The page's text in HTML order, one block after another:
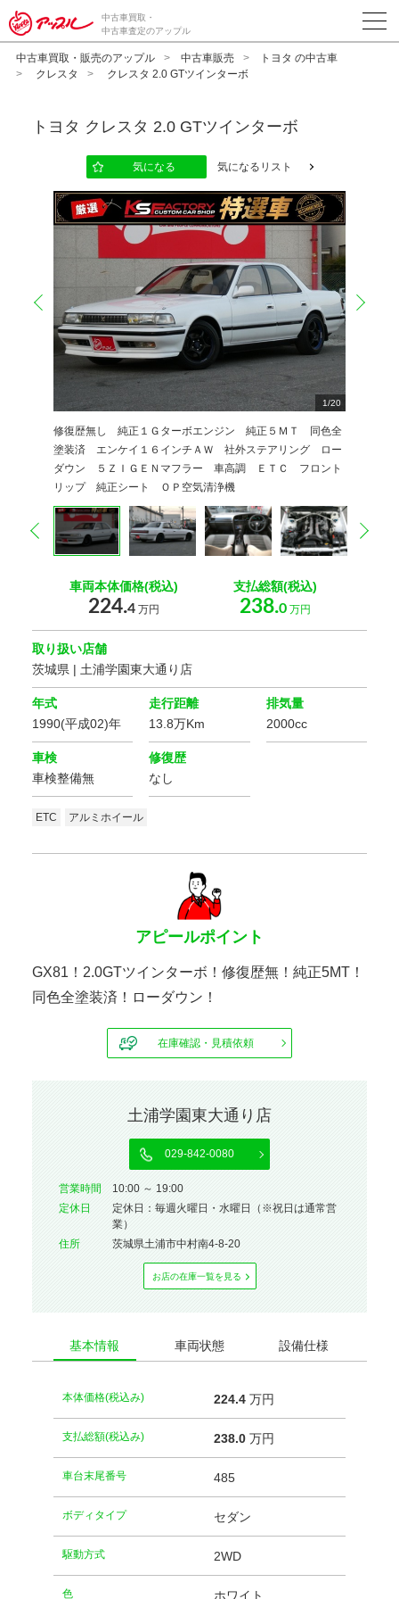
中古車買取・
中古車査定のアップル
中古車買取・販売のアップル 中古車販売
トヨタ の中古車
クレスタ
クレスタ 2.0 GTツインターボ
トヨタ クレスタ 2.0 GTツインターボ
気になる 気になるリスト
1/20
修復歴無し 純正１Ｇターボエンジン 純正５ＭＴ 同色全
塗装済 エンケイ１６インチＡＷ 社外ステアリング ロー
ダウン ５ＺＩＧＥＮマフラー 車高調 ＥＴＣ フロント
リップ 純正シート ＯＰ空気清浄機
2 20
3 20
4 20
5 20
6 20
7 20
8 20
9 20
0
0
0
0
0
0
0
0
0
0
0
prev
prev
車両本体価格(税込)
224.4 万円
支払総額(税込)
238.0万円
取り扱い店舗
茨城県 | 土浦学園東大通り店
年式
1990(平成02)年
走行距離
13.8万Km
排気量
2000cc
車検
車検整備無
修復歴
なし
ETC アルミホイール
アピールポイント
GX81！2.0GTツインターボ！修復歴無！純正5MT！
同色全塗装済！ローダウン！
在庫確認・見積依頼
土浦学園東大通り店
029-842-0080
営業時間
10:00 ～ 19:00
定休⽇
定休日：毎週火曜日・水曜日（※祝日は通常営
業）
住所
茨城県土浦市中村南4-8-20
お店の在庫⼀覧を⾒る
基本情報 車両状態 設備仕様
本体価格(税込み) 224.4万円
支払総額(税込み) 238.0万円
車台末尾番号 485
ボディタイプ セダン
駆動方式 2WD
⾊ ホワイト